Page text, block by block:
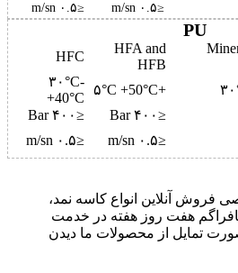
≤۰.۵ m/sn ≤۰.۵ m/sn
PU
HFA and
HFB
HFC
+۵°C +50°C
-۳۰°C
+40°C
≤۴۰۰ Bar
≤۴۰۰ Bar
≤۰.۵ m/sn
≤۰.۵ m/sn
آنلاین انواع کاسه نمد،
هفت روز هفته در خدمت
تمایل از محصولات ما دیدن